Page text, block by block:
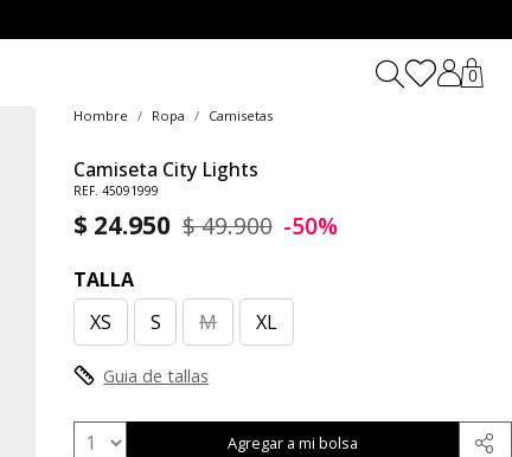
0
Hombre Ropa Camisetas
Camiseta City Lights
REF. 45091999
$ 24.950 $ 49.900 -50%
TALLA
XS
S M XL
Guia de tallas
Agregar a mi bolsa